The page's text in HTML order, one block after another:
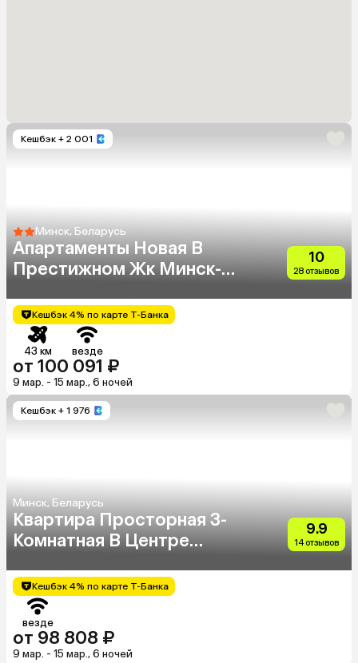
Кешбэк + 2 001
Минск, Беларусь
Апартаменты Новая В
Престижном Жк Минск-
10
28 отзывов
Кешбэк 4% по карте Т-Банка
43 км везде
от 100 091 ₽
9 мар. - 15 мар., 6 ночей
Кешбэк + 1 976
Минск, Беларусь
Квартира Просторная 3-
Комнатная В Центре
9.9
14 отзывов
Кешбэк 4% по карте Т-Банка
везде
от 98 808 ₽
9 мар. - 15 мар., 6 ночей